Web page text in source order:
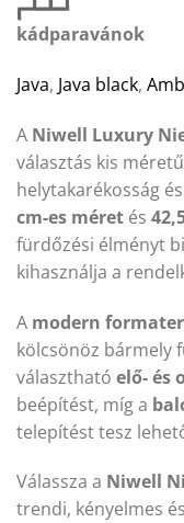
kádparavánok
Java, Java black,
A Niwell Luxury
választás kis
helytakarékosság
cm-es méret és
fürdőzési élményt
kihasználja a
A modern
kölcsönöz bármely
választható elő- és
beépítést, míg a
telepítést tesz
Válassza a Niwell
trendi, kényelmes